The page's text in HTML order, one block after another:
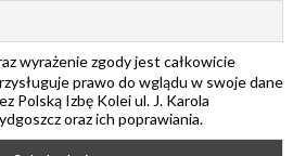
wyrażenie zgody jest całkowicie
prawo do wglądu w swoje dane
Polską Izbę Kolei ul. J. Karola
oraz ich poprawiania.